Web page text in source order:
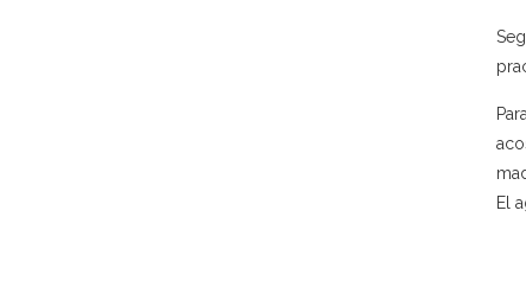
El